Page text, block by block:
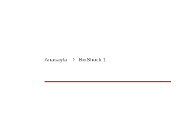
Anasayfa BioShock 1